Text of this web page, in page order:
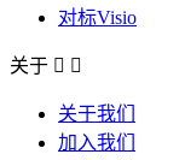
对标Visio
关于  
关于我们
加入我们